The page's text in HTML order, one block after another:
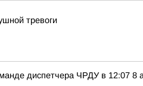
тревоги
диспетчера ЧРДУ в 12:07 8